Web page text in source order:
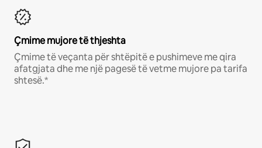
Çmime mujore të thjeshta
Çmime të veçanta për shtëpitë e pushimeve me qira
afatgjata dhe me një pagesë të vetme mujore pa tarifa
shtesë.*